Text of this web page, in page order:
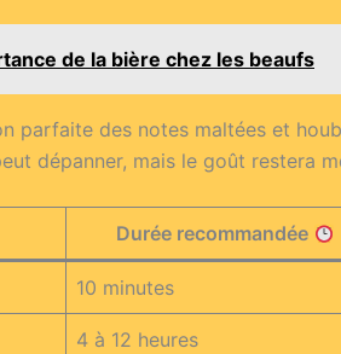
de la bière chez les beaufs
parfaite des notes maltées et
dépanner, mais le goût restera
Durée recommandée
10 minutes
4 à 12 heures